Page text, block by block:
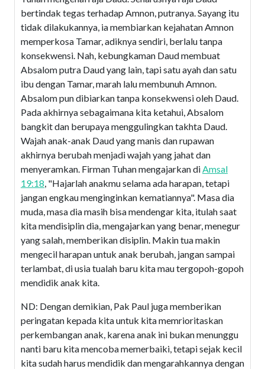
bertindak tegas terhadap Amnon, putranya. Sayang itu
tidak dilakukannya, ia membiarkan kejahatan Amnon
memperkosa Tamar, adiknya sendiri, berlalu tanpa
konsekwensi. Nah, kebungkaman Daud membuat
Absalom putra Daud yang lain, tapi satu ayah dan satu
ibu dengan Tamar, marah lalu membunuh Amnon.
Absalom pun dibiarkan tanpa konsekwensi oleh Daud.
Pada akhirnya sebagaimana kita ketahui, Absalom
bangkit dan berupaya menggulingkan takhta Daud.
Wajah anak-anak Daud yang manis dan rupawan
akhirnya berubah menjadi wajah yang jahat dan
menyeramkan. Firman Tuhan mengajarkan diAmsal
19:18, "Hajarlah anakmu selama ada harapan, tetapi
jangan engkau menginginkan kematiannya". Masa dia
muda, masa dia masih bisa mendengar kita, itulah saat
kita mendisiplin dia, mengajarkan yang benar, menegur
yang salah, memberikan disiplin. Makin tua makin
mengecil harapan untuk anak berubah, jangan sampai
terlambat, di usia tualah baru kita mau tergopoh-gopoh
mendidik anak kita.
ND: Dengan demikian, Pak Paul juga memberikan
peringatan kepada kita untuk kita memrioritaskan
perkembangan anak, karena anak ini bukan menunggu
nanti baru kita mencoba memerbaiki, tetapi sejak kecil
kita sudah harus mendidik dan mengarahkannya dengan